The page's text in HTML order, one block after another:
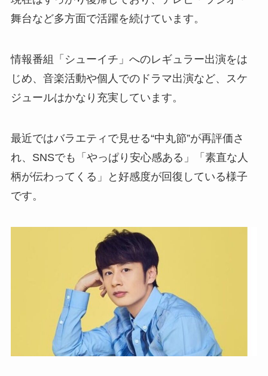
舞台など多方面で活躍を続けています。
情報番組「シューイチ」へのレギュラー出演をは
じめ、音楽活動や個人でのドラマ出演など、スケ
ジュールはかなり充実しています。
最近ではバラエティで見せる“中丸節”が再評価さ
れ、SNSでも「やっぱり安心感ある」「素直な人
柄が伝わってくる」と好感度が回復している様子
です。